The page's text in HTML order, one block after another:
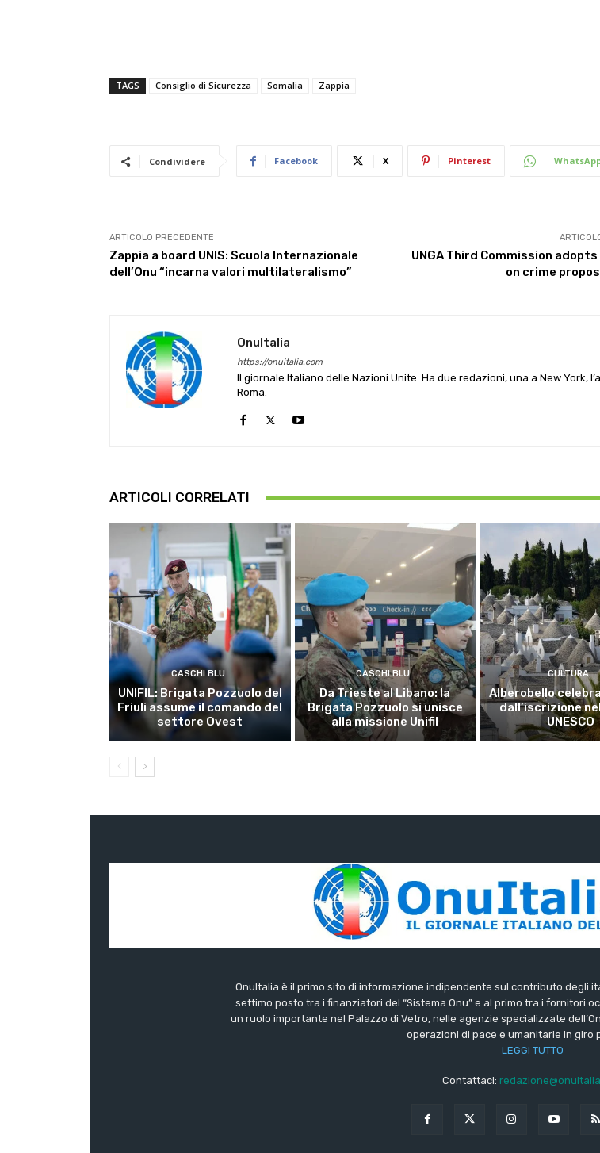
TAGS Consiglio di Sicurezza Somalia Zappia
Condividere Facebook X Pinterest
ARTICOLO PRECEDENTE
Zappia a board UNIS: Scuola Internazionale
dell’Onu “incarna valori multilateralismo”
UNGA Third Commission
on crime
OnuItalia
https://onuitalia.com
Il giornale Italiano delle Nazioni Unite. Ha due redazioni, una a New York,
Roma.
ARTICOLI CORRELATI
CASCHI BLU
UNIFIL: Brigata Pozzuolo del
Friuli assume il comando del
settore Ovest
CASCHI BLU
Da Trieste al Libano: la
Brigata Pozzuolo si unisce
alla missione Unifil
CULTURA
Alberobello
dall’iscrizione
UNESCO
OnuItalia è il primo sito di informazione indipendente sul contributo degli
settimo posto tra i finanziatori del “Sistema Onu” e al primo tra i fornitori
un ruolo importante nel Palazzo di Vetro, nelle agenzie specializzate
operazioni di pace e umanitarie in giro
LEGGI TUTTO
Contattaci: